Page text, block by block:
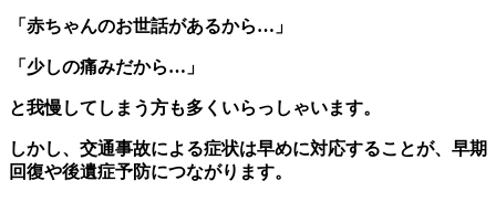
「赤ちゃんのお世話があるから…」
「少しの痛みだから…」
と我慢してしまう方も多くいらっしゃいます。
しかし、交通事故による症状は早めに対応することが、早期
回復や後遺症予防につながります。